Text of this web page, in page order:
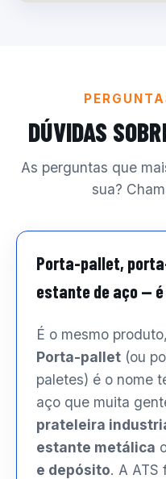
DÚVIDAS
As perguntas que
sua?
Porta-pallet,
estante de aço —
É o mesmo
Porta-pallet (ou
paletes) é o nome
aço que muita
prateleira
estante metálica
e depósito. A ATS